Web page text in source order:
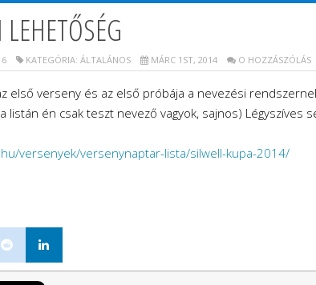
LEHETŐSÉG
KATEGÓRIA: ÁLTALÁNOS MÁRC 1ST, 2014 O HOZZÁSZÓLÁS
első verseny és az első próbája a nevezési
listán én csak teszt nevező vagyok, sajnos) Légyszíves
versenyek/versenynaptar-lista/silwell-kupa-2014/